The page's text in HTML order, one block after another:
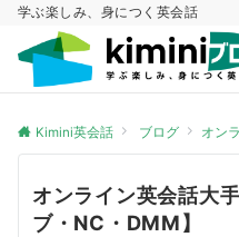
学ぶ楽しみ、身につく英会話
Kimini英会話 ブログ オン
オンライン英会話大
ブ・NC・DMM】